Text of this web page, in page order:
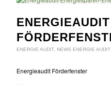
ENERGIEAUDIT
ENERGIE AUDIT, NEWS ENERGIE AUDIT
Energieaudit Förderfenster